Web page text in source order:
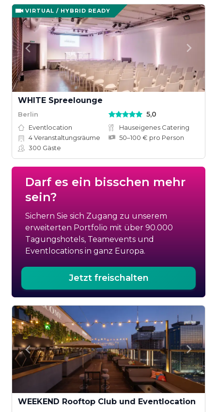
VIRTUAL / HYBRID READY
WHITE Spreelounge
Berlin 5,0
Eventlocation
Hauseigenes Catering
4Veranstaltungsräume
50–100 € pro Person
300 Gäste
Darf es ein bisschen mehr
sein?
Sichern Sie sich Zugang zu unserem
erweiterten Portfolio mit über 90.000
Tagungshotels, Teamevents und
Eventlocations in ganz Europa.
Jetzt freischalten
WEEKEND Rooftop Club und Eventlocation